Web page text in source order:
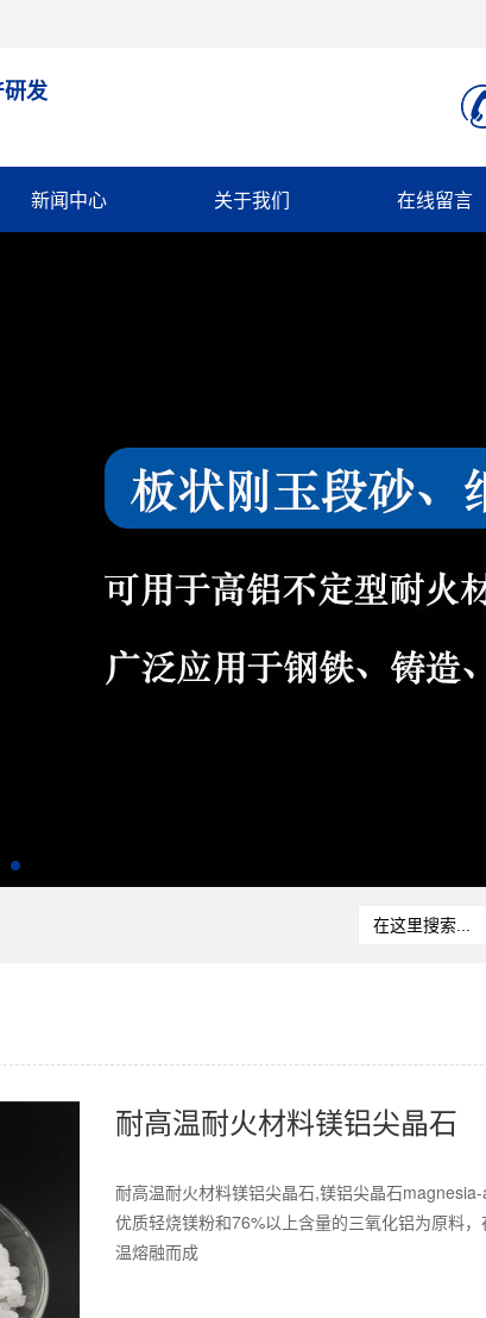
发
新闻中心 关于我们 在线留言
耐高温耐火材料镁铝尖晶石
耐高温耐火材料镁铝尖晶石,镁铝尖晶石
优质轻烧镁粉和76%以上含量的三氧化铝为原料
温熔融而成